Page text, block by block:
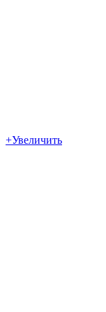
+Увеличить